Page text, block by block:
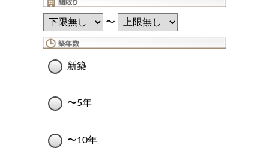
〜
新築
〜5年
〜10年